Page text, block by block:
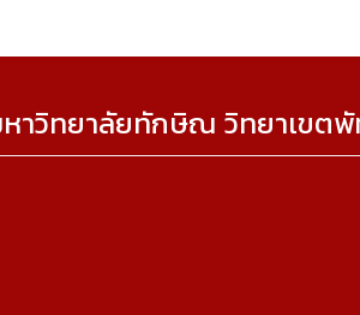
าวิทยาลัยทักษิณ วิทยาเขต